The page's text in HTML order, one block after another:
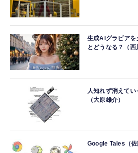
生成AIグラビアを
とどうなる？（西
人知れず消えて
（大原雄介）
Google Tales（佐